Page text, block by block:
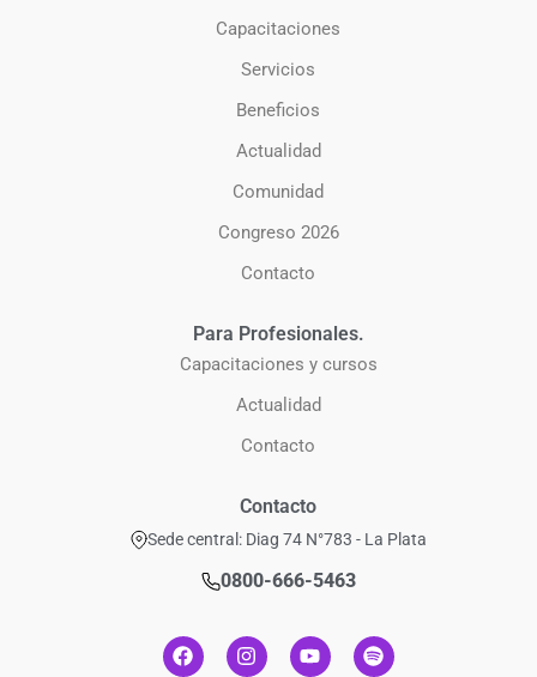
Capacitaciones
Servicios
Beneficios
Actualidad
Comunidad
Congreso 2026
Contacto
Para Profesionales.
Capacitaciones y cursos
Actualidad
Contacto
Contacto
Sede central: Diag 74 N°783 - La Plata
0800-666-5463